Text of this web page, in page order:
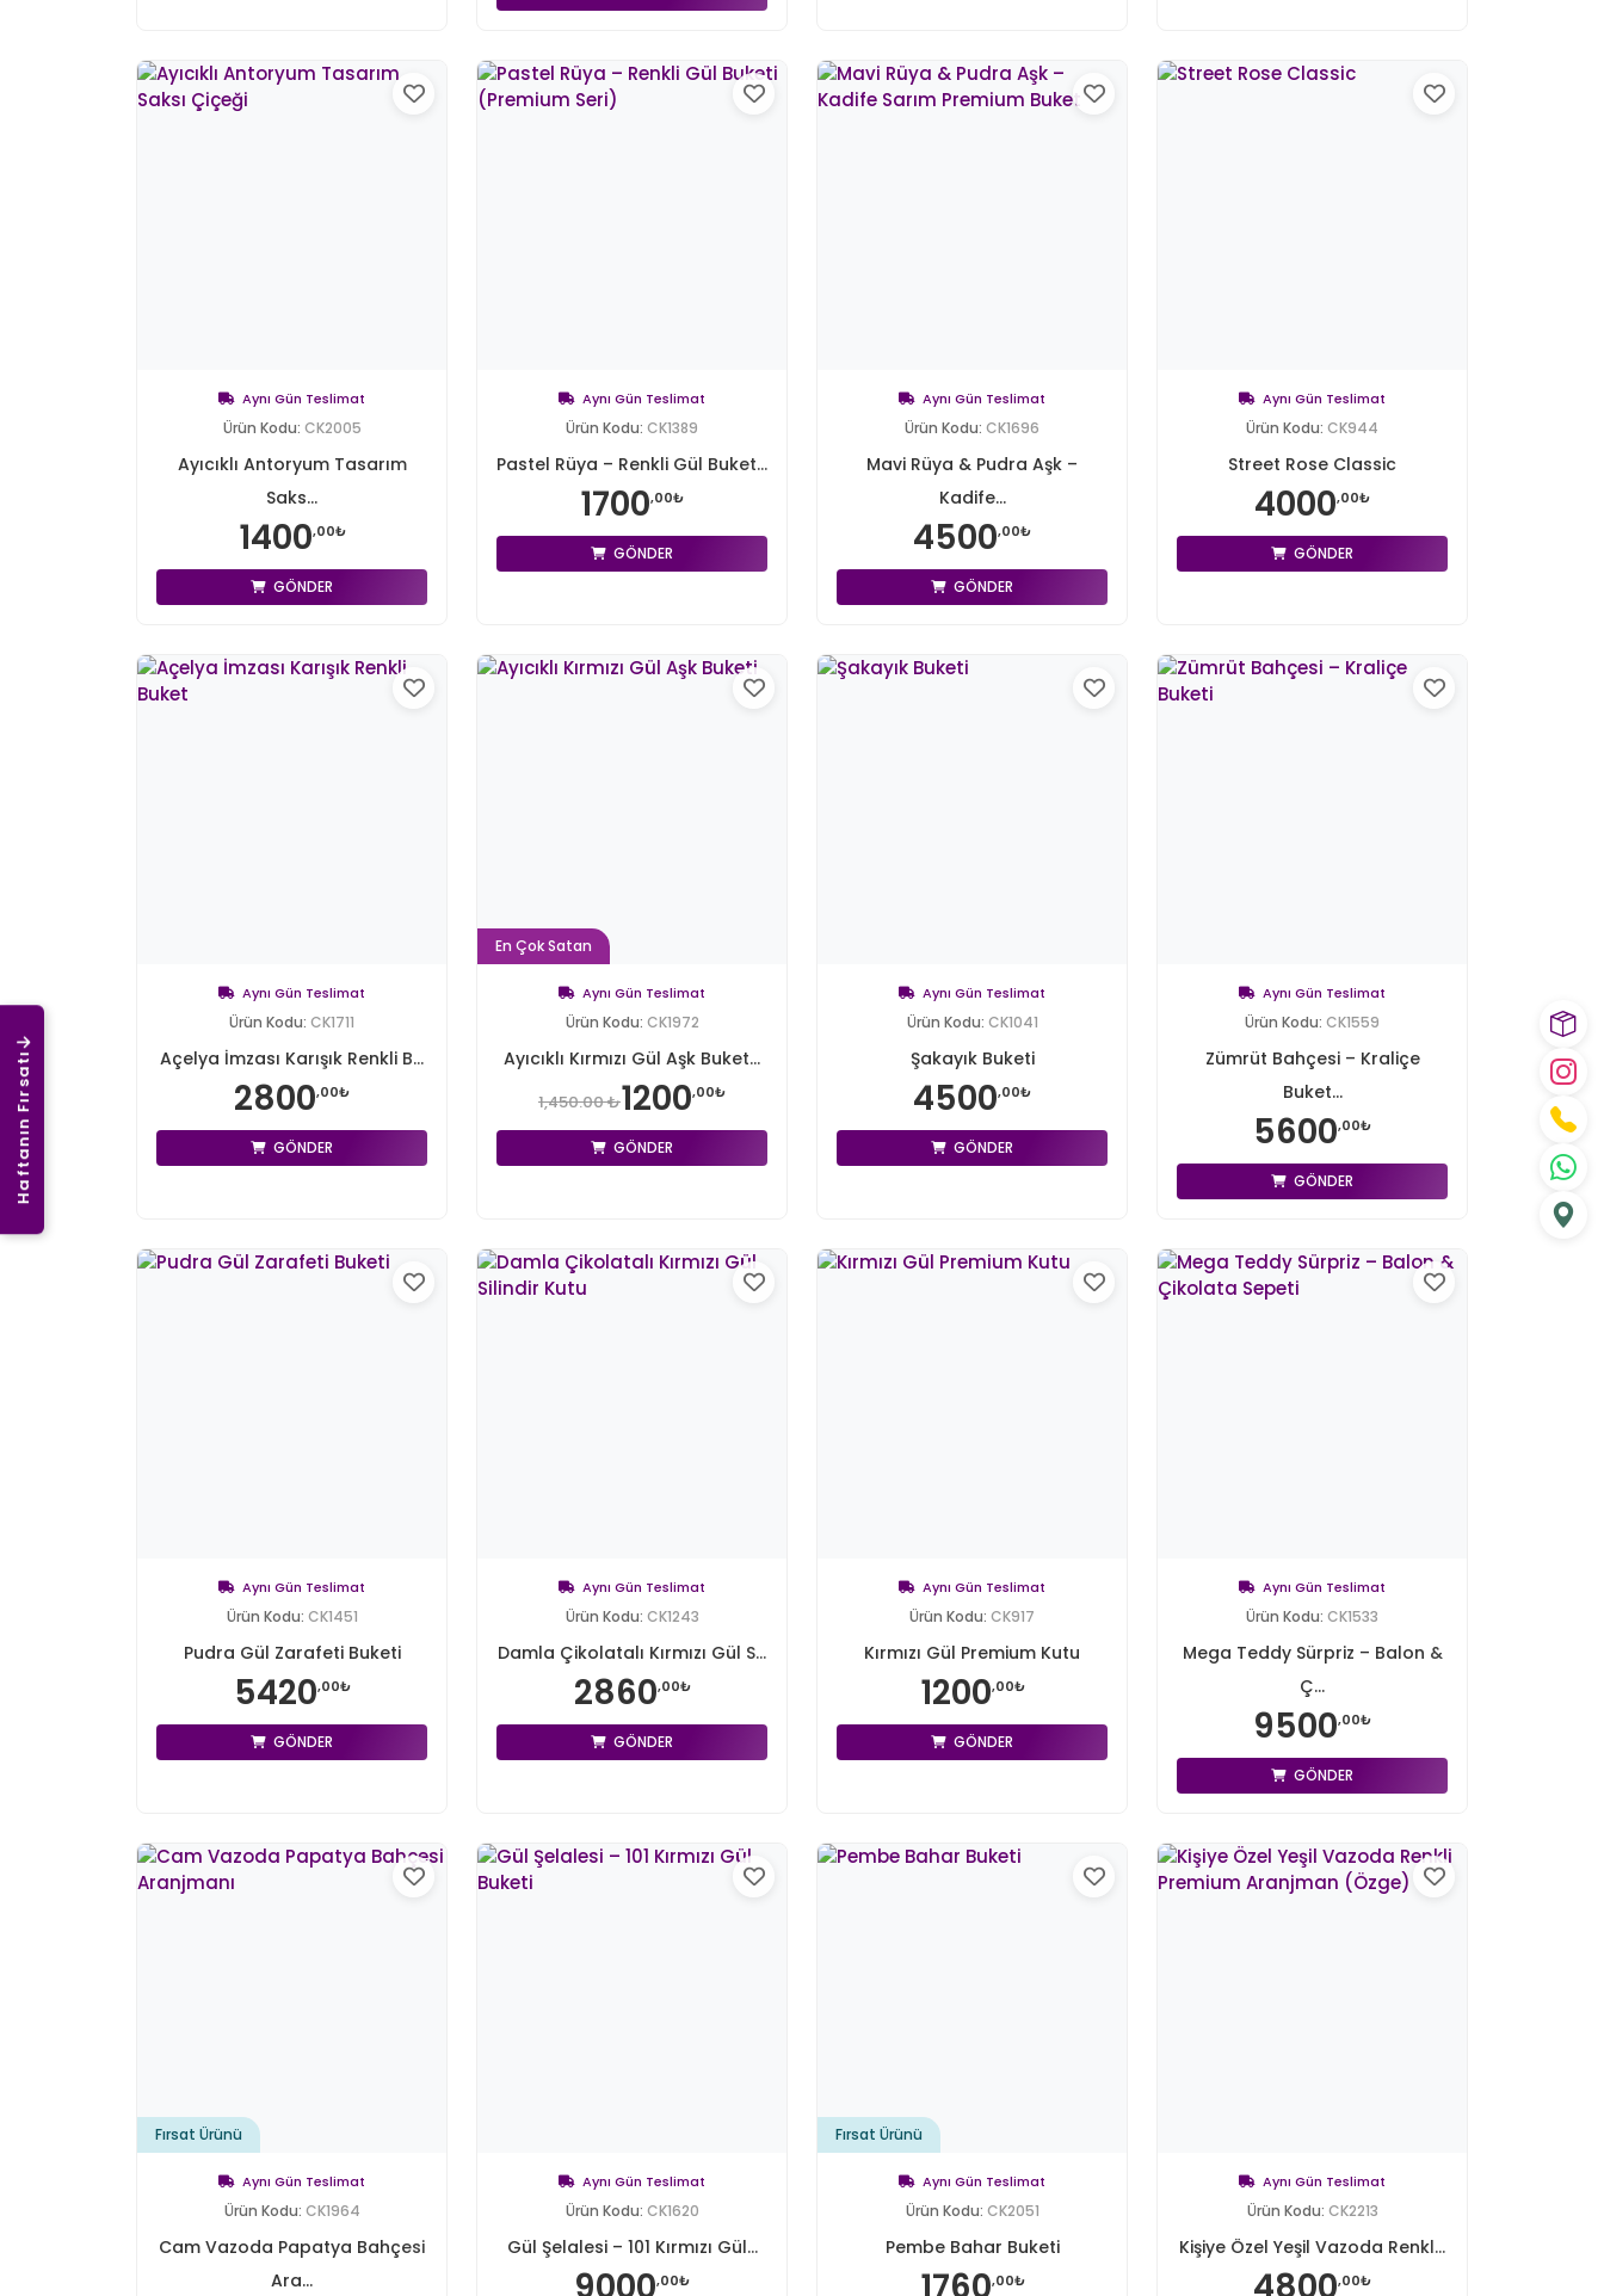
Haftanın Fırsatı
Aynı Gün Teslimat
Ürün Kodu: CK2005
Ayıcıklı Antoryum Tasarım
Saks...
1400,00₺
GÖNDER
Aynı Gün Teslimat
Ürün Kodu: CK1389
Pastel Rüya – Renkli Gül Buket...
1700,00₺
GÖNDER
Aynı Gün Teslimat
Ürün Kodu: CK1696
Mavi Rüya & Pudra Aşk –
Kadife...
4500,00₺
GÖNDER
Aynı Gün Teslimat
Ürün Kodu: CK944
Street Rose Classic
4000,00₺
GÖNDER
Aynı Gün Teslimat
Ürün Kodu: CK1711
Açelya İmzası Karışık Renkli B...
2800,00₺
GÖNDER
En Çok Satan
Aynı Gün Teslimat
Ürün Kodu: CK1972
Ayıcıklı Kırmızı Gül Aşk Buket...
1,450.00 ₺1200,00₺
GÖNDER
Aynı Gün Teslimat
Ürün Kodu: CK1041
Şakayık Buketi
4500,00₺
GÖNDER
Aynı Gün Teslimat
Ürün Kodu: CK1559
Zümrüt Bahçesi – Kraliçe
Buket...
5600,00₺
GÖNDER
Aynı Gün Teslimat
Ürün Kodu: CK1451
Pudra Gül Zarafeti Buketi
5420,00₺
GÖNDER
Aynı Gün Teslimat
Ürün Kodu: CK1243
Damla Çikolatalı Kırmızı Gül S...
2860,00₺
GÖNDER
Aynı Gün Teslimat
Ürün Kodu: CK917
Kırmızı Gül Premium Kutu
1200,00₺
GÖNDER
Aynı Gün Teslimat
Ürün Kodu: CK1533
Mega Teddy Sürpriz – Balon &
Ç...
9500,00₺
GÖNDER
Fırsat Ürünü
Aynı Gün Teslimat
Ürün Kodu: CK1964
Cam Vazoda Papatya Bahçesi
Ara...
Aynı Gün Teslimat
Ürün Kodu: CK1620
Gül Şelalesi – 101 Kırmızı Gül...
9000,00₺
Fırsat Ürünü
Aynı Gün Teslimat
Ürün Kodu: CK2051
Pembe Bahar Buketi
1760,00₺
Aynı Gün Teslimat
Ürün Kodu: CK2213
Kişiye Özel Yeşil Vazoda Renkl...
4800,00₺